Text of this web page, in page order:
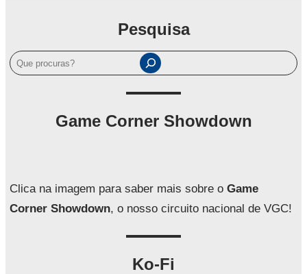
Pesquisa
P
e
a
Game Corner Showdown
Clica na imagem para saber mais sobre o Game
Corner Showdown, o nosso circuito nacional de VGC!
Ko-Fi